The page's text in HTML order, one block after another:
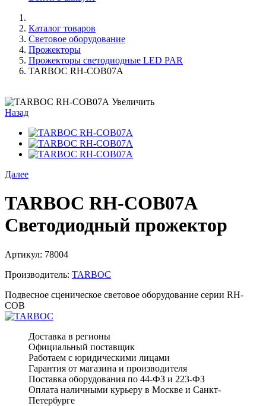
Каталог товаров
Световое оборудование
Прожекторы
Прожекторы светодиодные LED PAR
TARBOC RH-COB07A
Увеличить
Назад
Далее
TARBOC RH-COB07A
Светодиодный прожектор
Артикул: 78004
Производитель: TARBOC
Подвесное сценическое световое оборудование серии RH-
COB
Доставка в регионы
Официальный поставщик
Работаем с юридическими лицами
Гарантия от магазина и производителя
Поставка оборудования по 44-ФЗ и 223-ФЗ
Оплата наличными курьеру в Москве и Санкт-
Петербурге